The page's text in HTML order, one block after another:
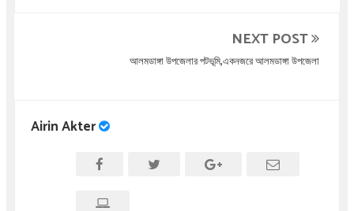
NEXT POST
আলমডাঙ্গা উপজেলার পটভূমি,একনজরে আলমডাঙ্গা উপজেলা
Airin Akter